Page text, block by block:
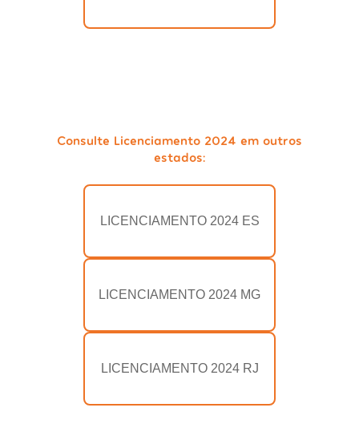
Consulte Licenciamento 2024 em outros
estados:
LICENCIAMENTO 2024 ES
LICENCIAMENTO 2024 MG
LICENCIAMENTO 2024 RJ